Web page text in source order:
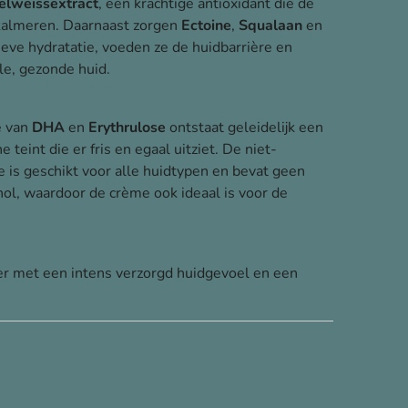
Daarnaast zorgen Ectoine, Squalaan en
hydratatie, voeden ze de huidbarrière en
gezonde huid.
van DHA en Erythrulose ontstaat geleidelijk een
teint die er fris en egaal uitziet. De niet-
is geschikt voor alle huidtypen en bevat geen
waardoor de crème ook ideaal is voor de
met een intens verzorgd huidgevoel en een